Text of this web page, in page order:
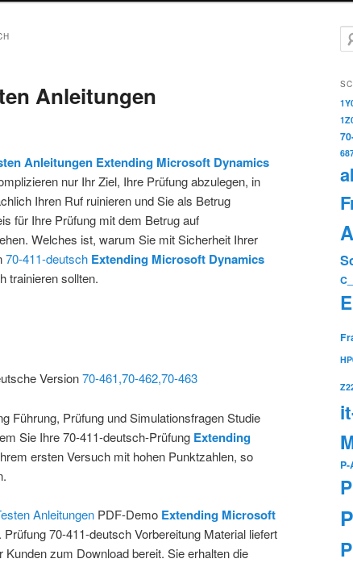
Anleitungen
Anleitungen Extending Microsoft Dynamics
nur Ihr Ziel, Ihre Prüfung abzulegen, in
Ihren Ruf ruinieren und Sie als Betrug
für Ihre Prüfung mit dem Betrug auf
Welches ist, warum Sie mit Sicherheit Ihrer
70-411-deutsch Extending Microsoft Dynamics
trainieren sollten.
Version70-461,70-462,70-463
Führung, Prüfung und Simulationsfragen Studie
Sie Ihre 70-411-deutsch-Prüfung Extending
ersten Versuch mit hohen Punktzahlen, so
Anleitungen PDF-Demo Extending Microsoft
70-411-deutsch Vorbereitung Material liefert
zum Download bereit. Sie erhalten die